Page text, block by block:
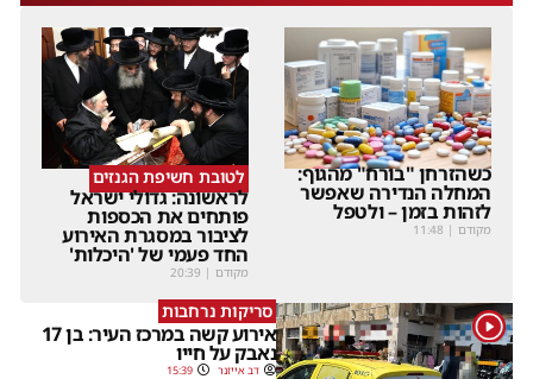
כשהזרחן "בורח" מהגוף:
המחלה הנדירה שאפשר
לזהות בזמן – ולטפל
מקודם |
11:48
לטובת חשיפת הגנזים
לראשונה: גדולי ישראל
פותחים את הכספות
לציבור במסגרת האירוע
החד פעמי של 'היכלות'
מקודם |
20:39
1 סריקות נרחבות
אירוע קשה במרכז העיר: בן 17
נאבק על חייו
דב אייזנר 15:39